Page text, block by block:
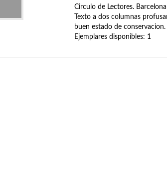
Circulo de Lectores.
Texto a dos columnas
buen estado de
Ejemplares disponibles: 1